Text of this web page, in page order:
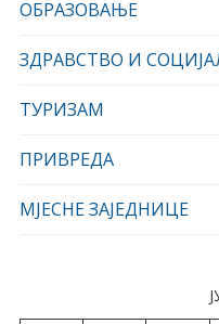
ОБРАЗОВАЊЕ
ЗДРАВСТВО И
ТУРИЗАМ
ПРИВРЕДА
МЈЕСНЕ ЗАЈЕДНИЦЕ